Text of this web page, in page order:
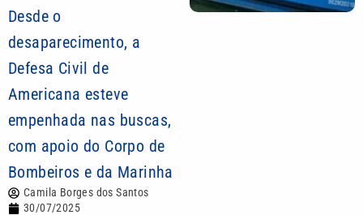
Desde o
desaparecimento, a
Defesa Civil de
Americana esteve
empenhada nas buscas,
com apoio do Corpo de
Bombeiros e da Marinha
Camila Borges dos Santos
30/07/2025